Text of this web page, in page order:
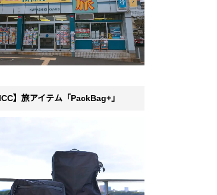
】旅アイテム「PackBag+」